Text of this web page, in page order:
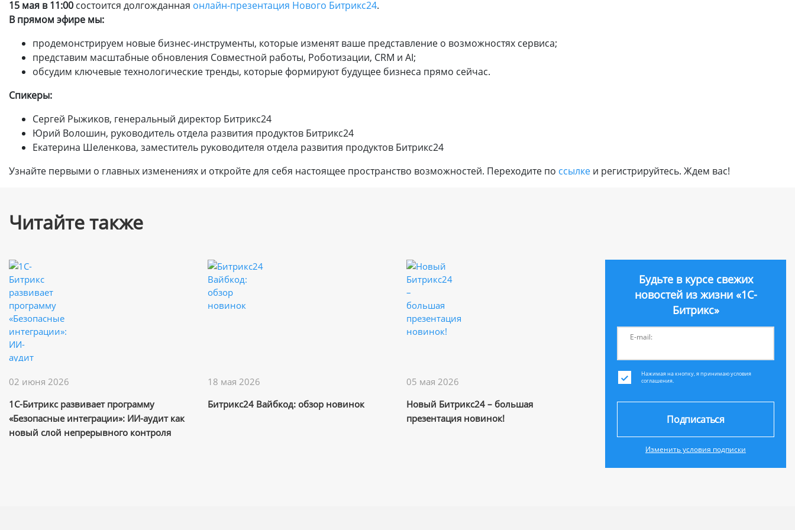
15 мая в 11:00 состоится долгожданная онлайн-презентация Нового Битрикс24.
В прямом эфире мы:
продемонстрируем новые бизнес-инструменты, которые изменят ваше представление о возможностях сервиса;
представим масштабные обновления Совместной работы, Роботизации, CRM и AI;
обсудим ключевые технологические тренды, которые формируют будущее бизнеса прямо сейчас.
Спикеры:
Сергей Рыжиков, генеральный директор Битрикс24
Юрий Волошин, руководитель отдела развития продуктов Битрикс24
Екатерина Шеленкова, заместитель руководителя отдела развития продуктов Битрикс24
Узнайте первыми о главных изменениях и откройте для себя настоящее пространство возможностей. Переходите по ссылке и регистрируйтесь. Ждем вас!
Читайте также
02 июня 2026
1С-Битрикс развивает программу
«Безопасные интеграции»: ИИ-аудит как
новый слой непрерывного контроля
18 мая 2026
Битрикс24 Вайбкод: обзор новинок
05 мая 2026
Новый Битрикс24 – большая
презентация новинок!
Будьте в курсе свежих
новостей из жизни «1С-
Битрикс»
E-mail:
Нажимая на кнопку, я принимаю условия
соглашения.
Подписаться
Изменить условия подписки